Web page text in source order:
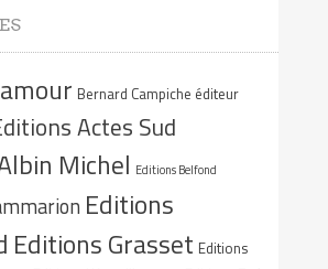
amour Bernard Campiche éditeur
Actes Sud
Michel Editions Belfond
Editions
Editions Grasset Editions